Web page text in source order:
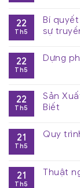
22
Th5
Bí
sự
22
Th5
Dựng
22
Th5
Sản
Biết
21
Th5
Quy
21
Th5
Thuật